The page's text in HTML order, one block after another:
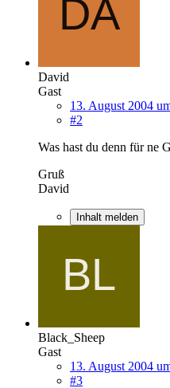
David
Gast
13. August 2004
#2
Was hast du denn für ne
Gruß
David
Inhalt melden
Black_Sheep
Gast
13. August 2004
#3